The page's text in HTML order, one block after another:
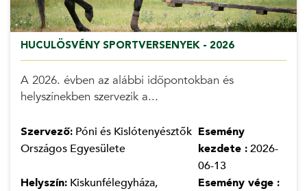
HUCULÖSVÉNY SPORTVERSENYEK - 2026
A 2026. évben az alábbi időpontokban és
helyszínekben szervezik a...
Szervező:Póni és Kislótenyésztők
Országos Egyesülete
Esemény
kezdete :2026-
06-13
Helyszín:Kiskunfélegyháza,
Esemény vége :